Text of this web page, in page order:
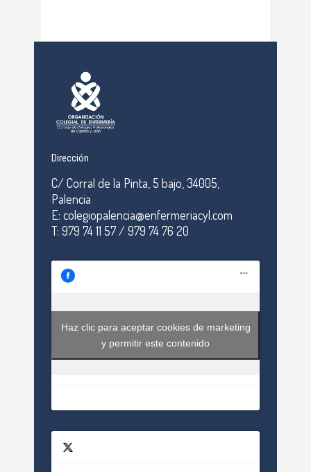
Dirección
C/ Corral de la Pinta, 5 bajo, 34005,
Palencia
E: colegiopalencia@enfermeriacyl.com
T: 979 74 11 57 / 979 74 76 20
Haz clic para aceptar cookies de marketing
y permitir este contenido